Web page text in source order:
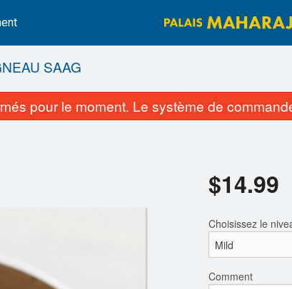
SAAG
pour le moment. Le système de
$14.99
Choisissez le
Comment